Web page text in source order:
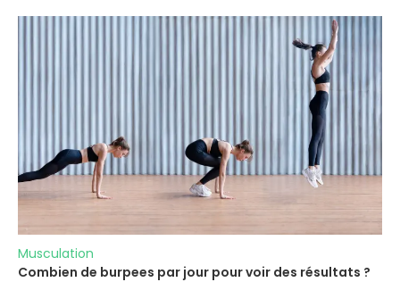
Musculation
Combien de burpees par jour pour voir des résultats ?